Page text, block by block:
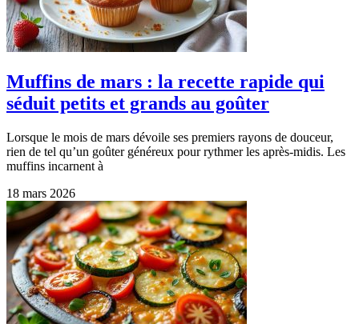
Muffins de mars : la recette rapide qui
séduit petits et grands au goûter
Lorsque le mois de mars dévoile ses premiers rayons de douceur,
rien de tel qu’un goûter généreux pour rythmer les après-midis. Les
muffins incarnent à
18 mars 2026